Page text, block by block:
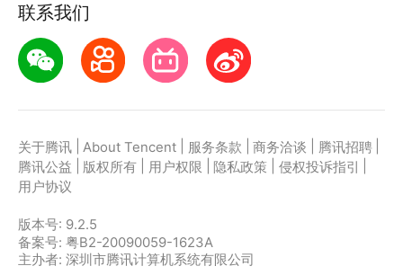
联系我们
关于腾讯 About Tencent 服务条款 商务洽谈 腾讯招聘
腾讯公益
版权所有 用户权限 隐私政策 侵权投诉指引
用户协议
版本号: 9.2.5
备案号: 粤B2-20090059-1623A
主办者: 深圳市腾讯计算机系统有限公司